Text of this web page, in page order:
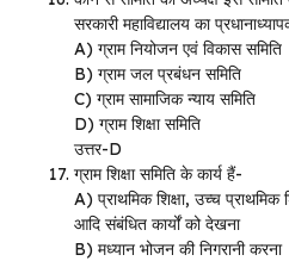
सरकारी महाविद्यालय का
A) ग्राम नियोजन एवं विकास समिति
B) ग्राम जल प्रबंधन समिति
C) ग्राम सामाजिक न्याय समिति
D) ग्राम शिक्षा समिति
उत्तर-D
ग्राम शिक्षा समिति के कार्य हैं-
A) प्राथमिक शिक्षा, उच्च प्राथमिक
आदि संबंधित कार्यों को देखना
B) मध्यान भोजन की निगरानी करना